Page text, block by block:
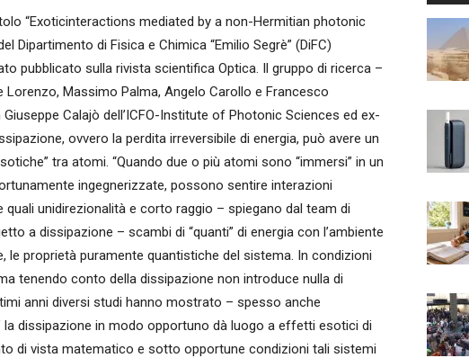
“Exoticinteractions mediated by a non-Hermitian photonic
Dipartimento di Fisica e Chimica “Emilio Segrè” (DiFC)
pubblicato sulla rivista scientifica Optica. Il gruppo di ricerca –
Massimo Palma, Angelo Carollo e Francesco
Calajò dell’ICFO-Institute of Photonic Sciences ed ex-
ovvero la perdita irreversibile di energia, può avere un
tra atomi. “Quando due o più atomi sono “immersi” in un
ingegnerizzate, possono sentire interazioni
unidirezionalità e corto raggio – spiegano dal team di
a dissipazione – scambi di “quanti” di energia con l’ambiente
le proprietà puramente quantistiche del sistema. In condizioni
tenendo conto della dissipazione non introduce nulla di
anni diversi studi hanno mostrato – spesso anche
la dissipazione in modo opportuno dà luogo a effetti esotici di
di vista matematico e sotto opportune condizioni tali sistemi